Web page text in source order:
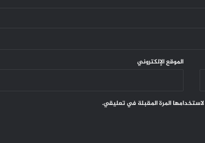
الموقع الإلكتروني
المرة المقبلة في تعليقي.